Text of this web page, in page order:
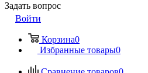
Задать вопрос
Войти
Корзина0
Избранные товары0